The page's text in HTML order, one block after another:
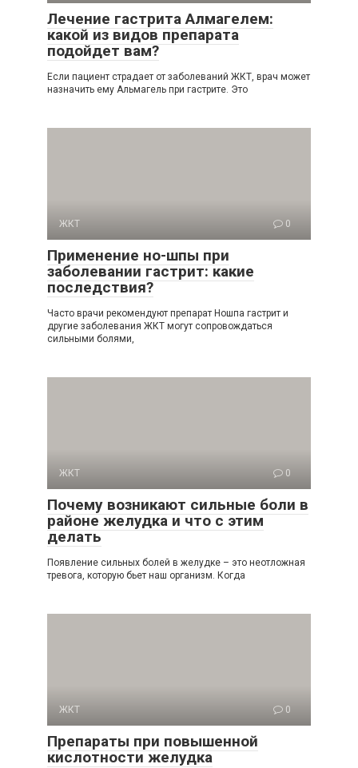
Лечение гастрита Алмагелем:
какой из видов препарата
подойдет вам?
Если пациент страдает от заболеваний ЖКТ, врач может
назначить ему Альмагель при гастрите. Это
ЖКТ 0
Применение но-шпы при
заболевании гастрит: какие
последствия?
Часто врачи рекомендуют препарат Ношпа гастрит и
другие заболевания ЖКТ могут сопровождаться
сильными болями,
ЖКТ 0
Почему возникают сильные боли в
районе желудка и что с этим
делать
Появление сильных болей в желудке – это неотложная
тревога, которую бьет наш организм. Когда
ЖКТ 0
Препараты при повышенной
кислотности желудка